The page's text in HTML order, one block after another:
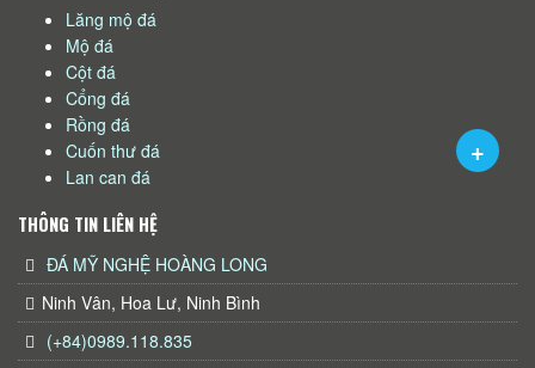
Lăng mộ đá
Mộ đá
Cột đá
Cổng đá
Rồng đá
Cuốn thư đá
Lan can đá
THÔNG TIN LIÊN HỆ
ĐÁ MỸ NGHỆ HOÀNG LONG
Ninh Vân, Hoa Lư, Ninh Bình
(+84)0989.118.835